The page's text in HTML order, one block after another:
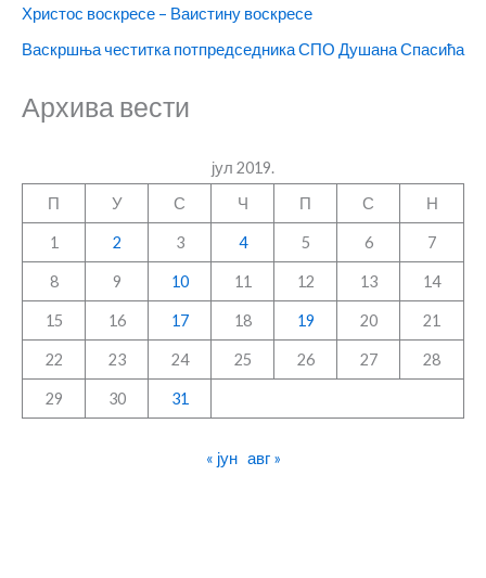
Христос воскресе – Ваистину воскресе
Васкршња честитка потпредседника СПО Душана Спасића
Архива вести
јул 2019.
П
У С Ч П С Н
1 2 3 4 5 6 7
8 9 10 11 12 13 14
15 16 17 18 19 20 21
22 23 24 25 26 27 28
29 30 31
« јун авг »